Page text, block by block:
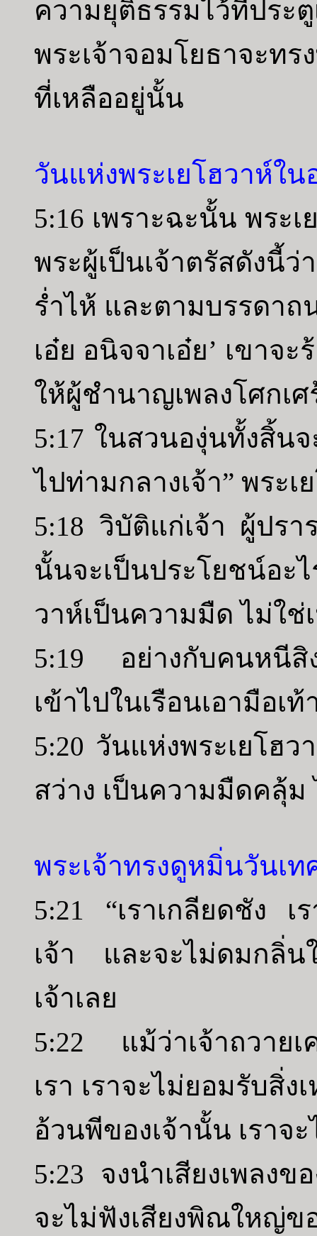
ความยุติธรรมไว้ที่ปร
พระเจ้าจอมโยธาจะท
ที่เหลืออยู่นั้น
วันแห่งพระเยโฮวาห์ใ
5:16 เพราะฉะนั้น พระ
พระผู้เป็นเจ้าตรัสดัง
ร่ำไห้ และตามบรรดา
เอ๋ย อนิจจาเอ๋ย’ เขาจ
ให้ผู้ชำนาญเพลงโศกเ
5:17 ในสวนองุ่นทั้งสิ้นจ
ไปท่ามกลางเจ้า” พระ
5:18 วิบัติแก่เจ้า ผู้ปร
นั้นจะเป็นประโยชน์อะ
วาห์เป็นความมืด ไม่ใช่
5:19 อย่างกับคนหนี
เข้าไปในเรือนเอามือเ
5:20 วันแห่งพระเยโฮ
สว่าง เป็นความมืดคลุ้ม
พระเจ้าทรงดูหมิ่นวันเ
5:21 “เราเกลียดชัง เ
เจ้า และจะไม่ดมกลิ่น
เจ้าเลย
5:22 แม้ว่าเจ้าถวาย
เรา เราจะไม่ยอมรับสิ่
อ้วนพีของเจ้านั้น เราจ
5:23 จงนำเสียงเพลงข
จะไม่ฟังเสียงพิณใหญ่ข